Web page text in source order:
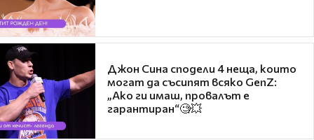
Джон Сина сподели 4 неща, които
могат да съсипят всяко GenZ:
„Ако ги имаш, провалът е
гарантиран“🧐💥